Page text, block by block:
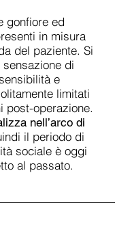
gonfiore ed
in misura
del paziente. Si
di
e
limitati
post-operazione.
nell’arco di
il periodo di
sociale è oggi
al passato.